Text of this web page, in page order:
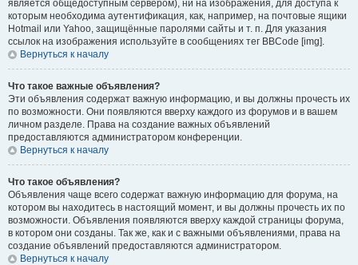
является общедоступным сервером), ни на изображения, для доступа к
которым необходима аутентификация, как, например, на почтовые ящики
Hotmail или Yahoo, защищённые паролями сайты и т. п. Для указания
ссылок на изображения используйте в сообщениях тег BBCode [img].
Вернуться к началу
Что такое важные объявления?
Эти объявления содержат важную информацию, и вы должны прочесть их
по возможности. Они появляются вверху каждого из форумов и в вашем
личном разделе. Права на создание важных объявлений
предоставляются администратором конференции.
Вернуться к началу
Что такое объявления?
Объявления чаще всего содержат важную информацию для форума, на
котором вы находитесь в настоящий момент, и вы должны прочесть их по
возможности. Объявления появляются вверху каждой страницы форума,
в котором они созданы. Так же, как и с важными объявлениями, права на
создание объявлений предоставляются администратором.
Вернуться к началу